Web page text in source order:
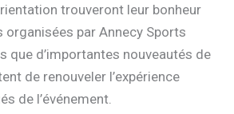
trouveront leur bonheur
organisées par Annecy Sports
que d’importantes nouveautés de
de renouveler l’expérience
de l’événement.